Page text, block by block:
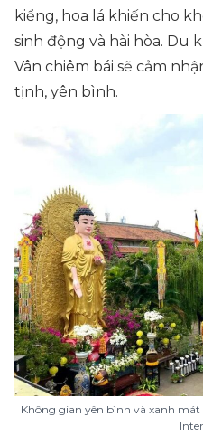
kiểng, hoa lá khiến cho
sinh động và hài hòa. Du
Vân chiêm bái sẽ cảm
tịnh, yên bình.
Không gian yên bình và xanh